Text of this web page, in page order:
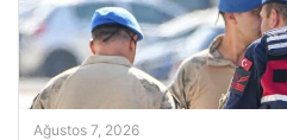
Ağustos 7, 2026